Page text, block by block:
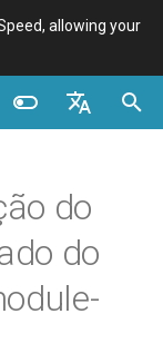
allowing your
Español
Português (Brasil)
Français
- FastCGI
EA4 - Proxy Cache
do
do